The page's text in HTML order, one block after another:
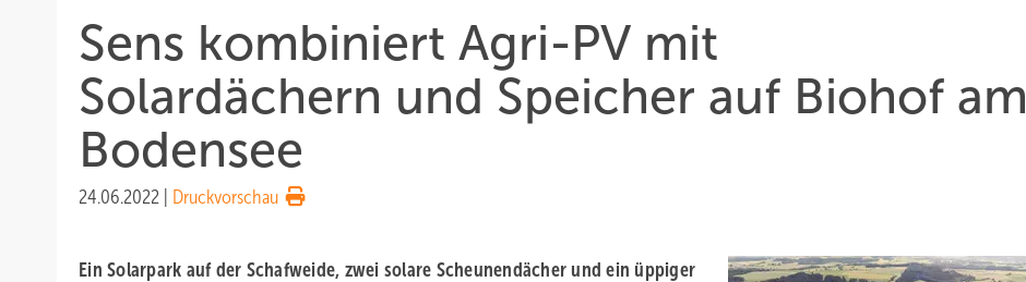
Sens kombiniert Agri-PV mit
Solardächern und Speicher auf Biohof am
Bodensee
24.06.2022 Druckvorschau
Ein Solarpark auf der Schafweide, zwei solare Scheunendächer und ein üppiger